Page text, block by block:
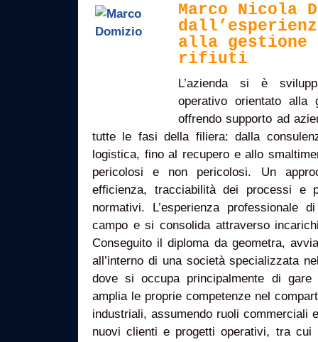
Marco Nicola
alla gestione
rifiuti
L’azienda si è
operativo orientato alla
offrendo supporto ad
tutte le fasi della filiera: dalla
logistica, fino al recupero e allo
pericolosi e non pericolosi. Un
efficienza, tracciabilità dei processi e
normativi. L’esperienza professionale
campo e si consolida attraverso
Conseguito il diploma da geometra,
all’interno di una società specializzata
dove si occupa principalmente di gare
amplia le proprie competenze nel
industriali, assumendo ruoli commerciali
nuovi clienti e progetti operativi, tra cui